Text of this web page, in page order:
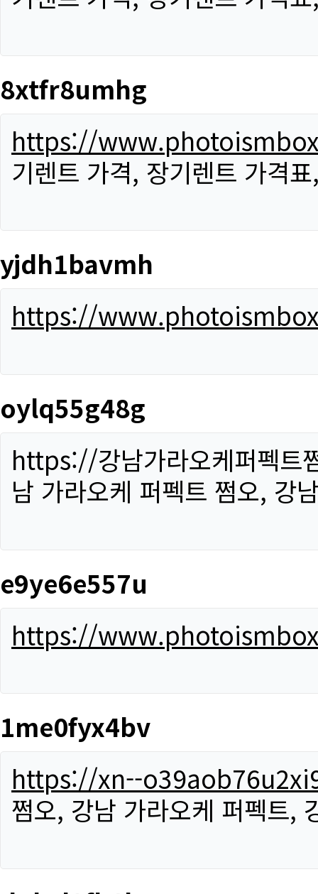
8xtfr8umhg
https://
기렌트 가격, 장기렌트 가격
yjdh1bavmh
https://
oylq55g48g
https://강남가라오케퍼펙트
남 가라오케 퍼펙트 쩜오, 강
e9ye6e557u
https://
1me0fyx4bv
https://xn--
쩜오, 강남 가라오케 퍼펙트,